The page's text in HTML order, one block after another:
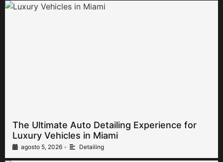
The Ultimate Auto Detailing Experience for
Luxury Vehicles in Miami
agosto 5, 2026 • Detailing